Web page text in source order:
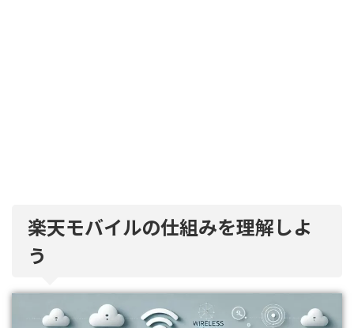
楽天モバイルの仕組みを理解しよ
う